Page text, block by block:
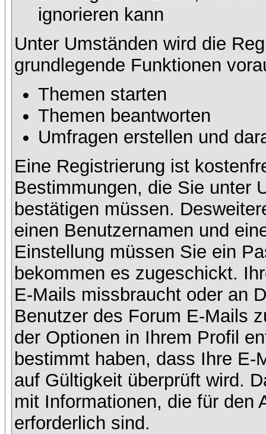
ignorieren kann
Unter Umständen wird die
grundlegende Funktionen
Themen starten
Themen beantworten
Umfragen erstellen und
Eine Registrierung ist
Bestimmungen, die Sie unter
bestätigen müssen.
einen Benutzernamen und
Einstellung müssen Sie ein
bekommen es zugeschickt.
E-Mails missbraucht oder an
Benutzer des Forum E-Mails
der Optionen in Ihrem Profil
bestimmt haben, dass Ihre E-
auf Gültigkeit überprüft wird.
mit Informationen, die für den
erforderlich sind.